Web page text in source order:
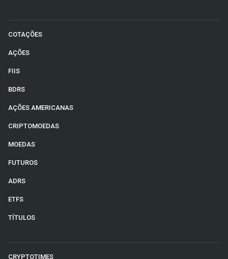
COTAÇÕES
AÇÕES
FIIS
BDRS
AÇÕES AMERICANAS
CRIPTOMOEDAS
MOEDAS
FUTUROS
ADRS
ETFS
TÍTULOS
CRYPTOTIMES